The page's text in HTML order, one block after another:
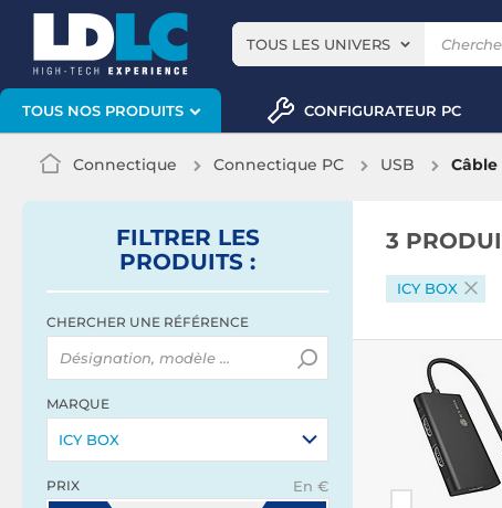
TOUS LES UNIVERS
TOUS NOS PRODUITS CONFIGURATEUR PC
Connectique Connectique PC USB Câble
FILTRER LES
PRODUITS :
CHERCHER UNE RÉFÉRENCE
MARQUE
ICY BOX
PRIX En €
3
ICY BOX